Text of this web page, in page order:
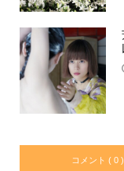
コメント ( 0 )